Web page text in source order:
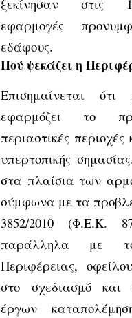
ξεκίνησαν στις
εφαρμογές
εδάφους.
Πού ψεκάζει η
Επισημαίνεται
εφαρμόζει το
περιαστικές περιοχές
υπερτοπικής
στα πλαίσια των
σύμφωνα με τα
3852/2010 (Φ.Ε.Κ.
παράλληλα με
Περιφέρειας,
στο σχεδιασμό και
έργων